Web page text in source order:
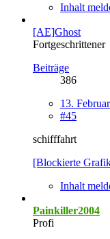
Inhalt
[AE]Ghost
Fortgeschrittener
Beiträge
386
13.
#45
schifffahrt
[Blockierte
Inhalt
Painkiller2004
Profi